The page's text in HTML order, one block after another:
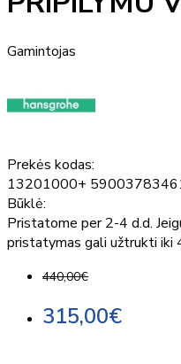
Gamintojas
Prekės kodas:
13201000+
Būklė:
Pristatome per 2-4 d.d.
pristatymas gali užtrukti iki
440,00€
315,00€